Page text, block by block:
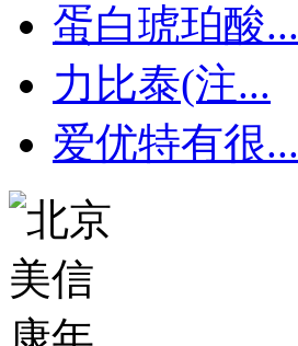
蛋白琥珀酸...
力比泰(注...
爱优特有很...